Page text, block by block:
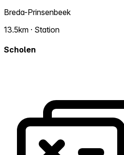
Breda-Prinsenbeek
13.5km · Station
Scholen